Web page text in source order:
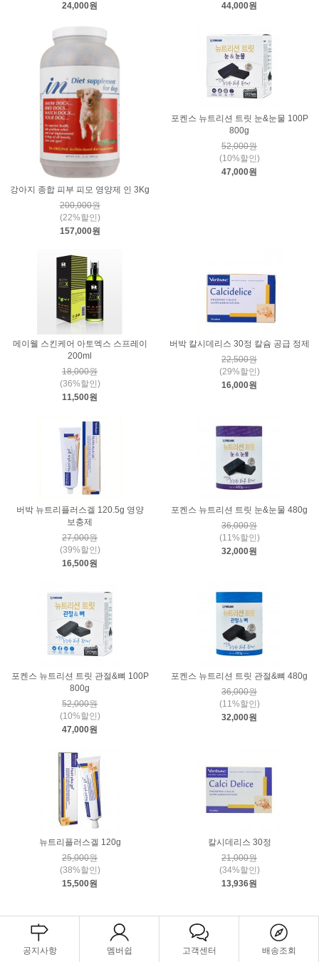
24,000원
44,000원
강아지 종합 피부 피모 영양제 인 3Kg
200,000원
(22%할인)
157,000원
포켄스 뉴트리션 트릿 눈&눈물 100P
800g
52,000원
(10%할인)
47,000원
메이웰 스킨케어 아토엑스 스프레이
200ml
18,000원
(36%할인)
11,500원
버박 칼시데리스 30정 칼슘 공급 정제
22,500원
(29%할인)
16,000원
버박 뉴트리플러스겔 120.5g 영양
보충제
27,000원
(39%할인)
16,500원
포켄스 뉴트리션 트릿 눈&눈물 480g
36,000원
(11%할인)
32,000원
포켄스 뉴트리션 트릿 관절&뼈 100P
800g
52,000원
(10%할인)
47,000원
포켄스 뉴트리션 트릿 관절&뼈 480g
36,000원
(11%할인)
32,000원
뉴트리플러스겔 120g
25,000원
(38%할인)
15,500원
칼시데리스 30정
21,000원
(34%할인)
13,936원
공지사항 멤버쉽 고객센터 배송조회